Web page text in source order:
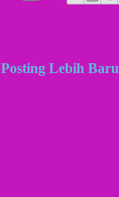
Posting Lebih Baru